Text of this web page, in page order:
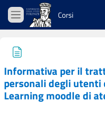
Passer au contenu principal
Panneau latéral
Corsi
Informativa per il
personali degli
Learning moodle di